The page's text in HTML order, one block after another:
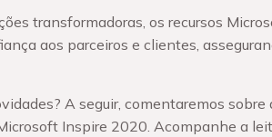
transformadoras, os recursos
aos parceiros e clientes,
A seguir, comentaremos sobre
Inspire 2020. Acompanhe a